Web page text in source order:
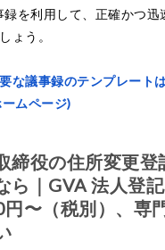
を利用して、正確かつ迅
ょう。
な議事録のテンプレート
ムページ)
締役の住所変更登
ら｜GVA 法人登
〜（税別）、専